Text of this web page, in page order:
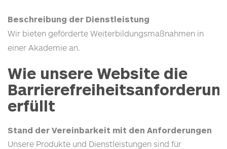
Beschreibung der Dienstleistung
Wir bieten geförderte Weiterbildungsmaßnahmen in
einer Akademie an.
Wie unsere Website die
erfüllt
Stand der Vereinbarkeit mit den Anforderungen
Unsere Produkte und Dienstleistungen sind für